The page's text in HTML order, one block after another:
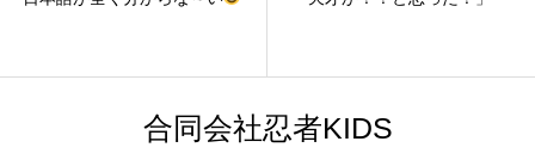
合同会社忍者KIDS